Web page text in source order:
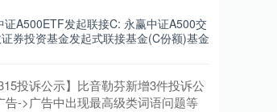
证A500ETF发起联接C: 永赢中证A500交
券投资基金发起式联接基金(C份额)基金
投诉公示】比音勒芬新增3件投诉公
告->广告中出现最高级类词语问题等